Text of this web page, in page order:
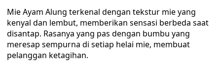
Mie Ayam Alung terkenal dengan tekstur mie yang
kenyal dan lembut, memberikan sensasi berbeda saat
disantap. Rasanya yang pas dengan bumbu yang
meresap sempurna di setiap helai mie, membuat
pelanggan ketagihan.